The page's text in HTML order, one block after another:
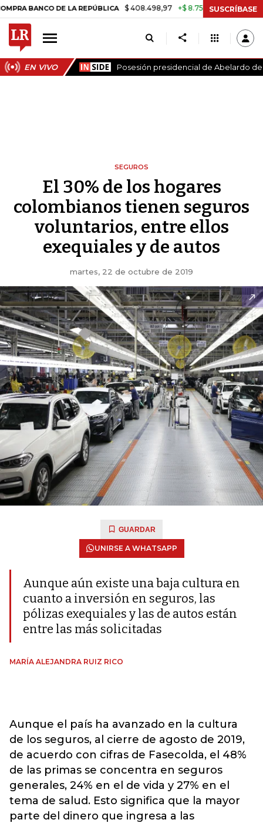
DE LA REPÚBLICA $ 408.498,97 +$ 8.753,81 +2,19% TASA DE
SUSCRÍBASE
EN VIVO Posesión presidencial de Abelardo de
SEGUROS
El 30% de los hogares
colombianos tienen seguros
voluntarios, entre ellos
exequiales y de autos
martes, 22 de octubre de 2019
GUARDAR
UNIRSE A WHATSAPP
Aunque aún existe una baja cultura en
cuanto a inversión en seguros, las
pólizas exequiales y las de autos están
entre las más solicitadas
MARÍA ALEJANDRA RUIZ RICO
Aunque el país ha avanzado en la cultura
de los seguros, al cierre de agosto de 2019,
de acuerdo con cifras de Fasecolda, el 48%
de las primas se concentra en seguros
generales, 24% en el de vida y 27% en el
tema de salud. Esto significa que la mayor
parte del dinero que ingresa a las